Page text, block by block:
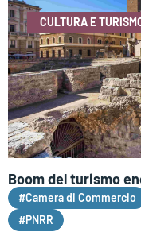
CULTURA E
Boom del turismo
#Camera di Commercio
#PNRR